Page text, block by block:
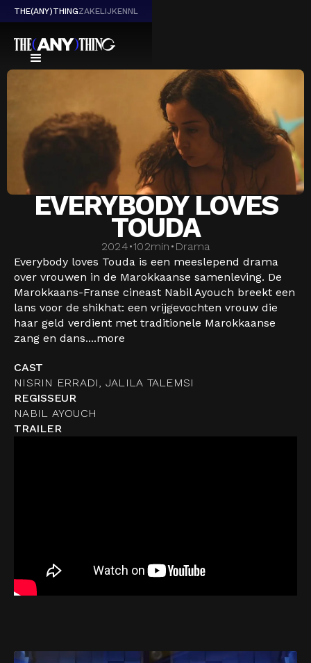
THE(ANY)THINGZAKELIJKENNL
EVERYBODY LOVES
TOUDA
2024•102min • Drama
Everybody loves Touda is een meeslepend drama
over vrouwen in de Marokkaanse samenleving. De
Marokkaans-Franse cineast Nabil Ayouch breekt een
lans voor de shikhat: een vrijgevochten vrouw die
haar geld verdient met traditionele Marokkaanse
zang en dans....more
CAST
NISRIN ERRADI, JALILA TALEMSI
REGISSEUR
NABIL AYOUCH
TRAILER